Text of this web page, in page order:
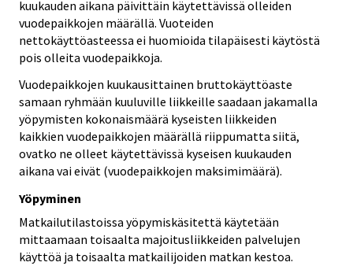
kuukauden aikana päivittäin käytettävissä olleiden
vuodepaikkojen määrällä. Vuoteiden
nettokäyttöasteessa ei huomioida tilapäisesti käytöstä
pois olleita vuodepaikkoja.
Vuodepaikkojen kuukausittainen bruttokäyttöaste
samaan ryhmään kuuluville liikkeille saadaan jakamalla
yöpymisten kokonaismäärä kyseisten liikkeiden
kaikkien vuodepaikkojen määrällä riippumatta siitä,
ovatko ne olleet käytettävissä kyseisen kuukauden
aikana vai eivät (vuodepaikkojen maksimimäärä).
Yöpyminen
Matkailutilastoissa yöpymiskäsitettä käytetään
mittaamaan toisaalta majoitusliikkeiden palvelujen
käyttöä ja toisaalta matkailijoiden matkan kestoa.